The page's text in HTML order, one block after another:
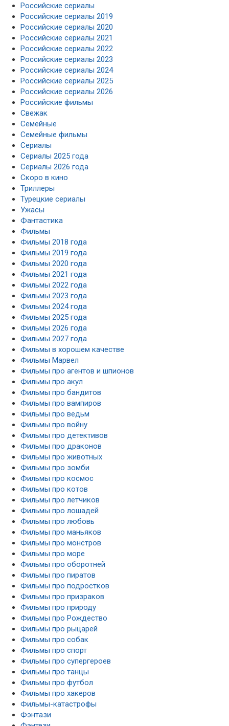
Российские сериалы
Российские сериалы 2019
Российские сериалы 2020
Российские сериалы 2021
Российские сериалы 2022
Российские сериалы 2023
Российские сериалы 2024
Российские сериалы 2025
Российские сериалы 2026
Российские фильмы
Свежак
Семейные
Семейные фильмы
Сериалы
Сериалы 2025 года
Сериалы 2026 года
Скоро в кино
Триллеры
Турецкие сериалы
Ужасы
Фантастика
Фильмы
Фильмы 2018 года
Фильмы 2019 года
Фильмы 2020 года
Фильмы 2021 года
Фильмы 2022 года
Фильмы 2023 года
Фильмы 2024 года
Фильмы 2025 года
Фильмы 2026 года
Фильмы 2027 года
Фильмы в хорошем качестве
Фильмы Марвел
Фильмы про агентов и шпионов
Фильмы про акул
Фильмы про бандитов
Фильмы про вампиров
Фильмы про ведьм
Фильмы про войну
Фильмы про детективов
Фильмы про драконов
Фильмы про животных
Фильмы про зомби
Фильмы про космос
Фильмы про котов
Фильмы про летчиков
Фильмы про лошадей
Фильмы про любовь
Фильмы про маньяков
Фильмы про монстров
Фильмы про море
Фильмы про оборотней
Фильмы про пиратов
Фильмы про подростков
Фильмы про призраков
Фильмы про природу
Фильмы про Рождество
Фильмы про рыцарей
Фильмы про собак
Фильмы про спорт
Фильмы про супергероев
Фильмы про танцы
Фильмы про футбол
Фильмы про хакеров
Фильмы-катастрофы
Фэнтази